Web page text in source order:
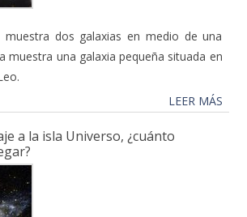
muestra dos galaxias en medio de una
muestra una galaxia pequeña situada en
LEER MÁS
a la isla Universo, ¿cuánto